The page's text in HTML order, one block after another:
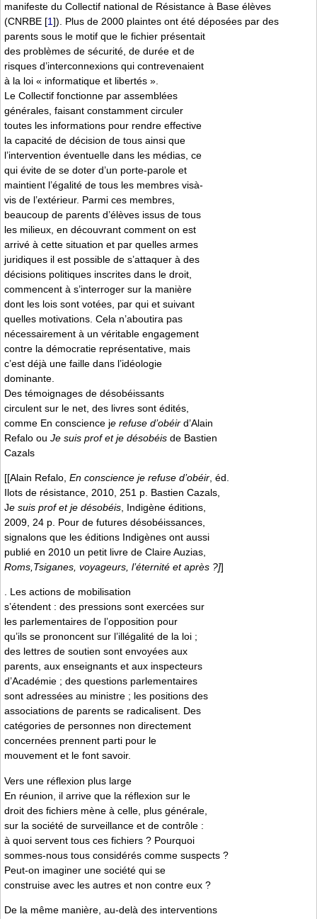
manifeste du Collectif national de Résistance à Base élèves
(CNRBE [1]). Plus de 2000 plaintes ont été déposées par des
parents sous le motif que le fichier présentait
des problèmes de sécurité, de durée et de
risques d’interconnexions qui contrevenaient
à la loi « informatique et libertés ».
Le Collectif fonctionne par assemblées
générales, faisant constamment circuler
toutes les informations pour rendre effective
la capacité de décision de tous ainsi que
l’intervention éventuelle dans les médias, ce
qui évite de se doter d’un porte-parole et
maintient l’égalité de tous les membres visà-
vis de l’extérieur. Parmi ces membres,
beaucoup de parents d’élèves issus de tous
les milieux, en découvrant comment on est
arrivé à cette situation et par quelles armes
juridiques il est possible de s’attaquer à des
décisions politiques inscrites dans le droit,
commencent à s’interroger sur la manière
dont les lois sont votées, par qui et suivant
quelles motivations. Cela n’aboutira pas
nécessairement à un véritable engagement
contre la démocratie représentative, mais
c’est déjà une faille dans l’idéologie
dominante.
Des témoignages de désobéissants
circulent sur le net, des livres sont édités,
comme En conscience je refuse d’obéir d’Alain
Refalo ou Je suis prof et je désobéis de Bastien
Cazals
[[Alain Refalo, En conscience je refuse d’obéir , éd.
Ilots de résistance, 2010, 251 p. Bastien Cazals,
Je suis prof et je désobéis , Indigène éditions,
2009, 24 p. Pour de futures désobéissances,
signalons que les éditions Indigènes ont aussi
publié en 2010 un petit livre de Claire Auzias,
Roms,Tsiganes, voyageurs, l’éternité et après ?]]
. Les actions de mobilisation
s’étendent : des pressions sont exercées sur
les parlementaires de l’opposition pour
qu’ils se prononcent sur l’illégalité de la loi ;
des lettres de soutien sont envoyées aux
parents, aux enseignants et aux inspecteurs
d’Académie ; des questions parlementaires
sont adressées au ministre ; les positions des
associations de parents se radicalisent. Des
catégories de personnes non directement
concernées prennent parti pour le
mouvement et le font savoir.
Vers une réflexion plus large
En réunion, il arrive que la réflexion sur le
droit des fichiers mène à celle, plus générale,
sur la société de surveillance et de contrôle :
à quoi servent tous ces fichiers ? Pourquoi
sommes-nous tous considérés comme suspects ?
Peut-on imaginer une société qui se
construise avec les autres et non contre eux ?
De la même manière, au-delà des interventions